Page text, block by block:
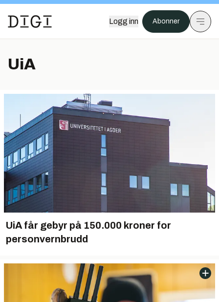
Logg inn Abonner
UiA
UiA får gebyr på 150.000 kroner for
personvernbrudd